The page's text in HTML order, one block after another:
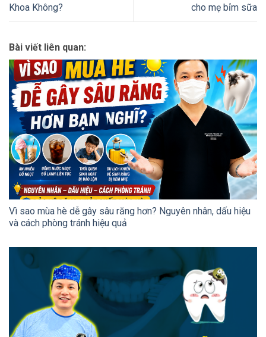
Khoa Không?
cho mẹ bỉm sữa
Bài viết liên quan:
Vì sao mùa hè dễ gây sâu răng hơn? Nguyên nhân, dấu hiệu
và cách phòng tránh hiệu quả